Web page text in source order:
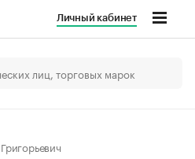
Личный кабинет